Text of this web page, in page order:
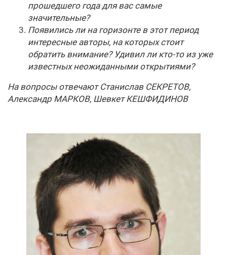
прошедшего года для вас самые
значительные?
Появились ли на горизонте в этот период
интересные авторы, на которых стоит
обратить внимание? Удивил ли кто-то из уже
известных неожиданными открытиями?
На вопросы отвечают Станислав СЕКРЕТОВ,
Александр МАРКОВ, Шевкет КЕШФИДИНОВ